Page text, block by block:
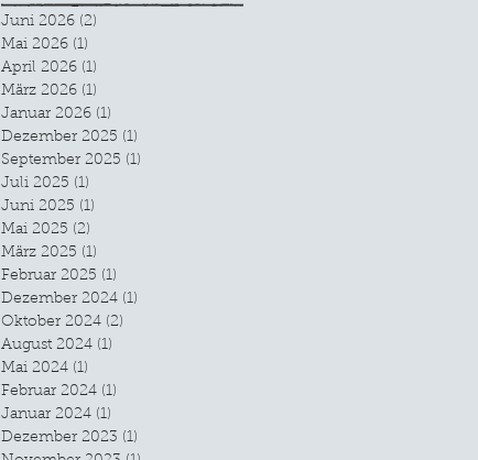
Juni 2026 (2)
Mai 2026 (1)
April 2026 (1)
März 2026 (1)
Januar 2026 (1)
Dezember 2025 (1)
September 2025 (1)
Juli 2025 (1)
Juni 2025 (1)
Mai 2025 (2)
März 2025 (1)
Februar 2025 (1)
Dezember 2024 (1)
Oktober 2024 (2)
August 2024 (1)
Mai 2024 (1)
Februar 2024 (1)
Januar 2024 (1)
Dezember 2023 (1)